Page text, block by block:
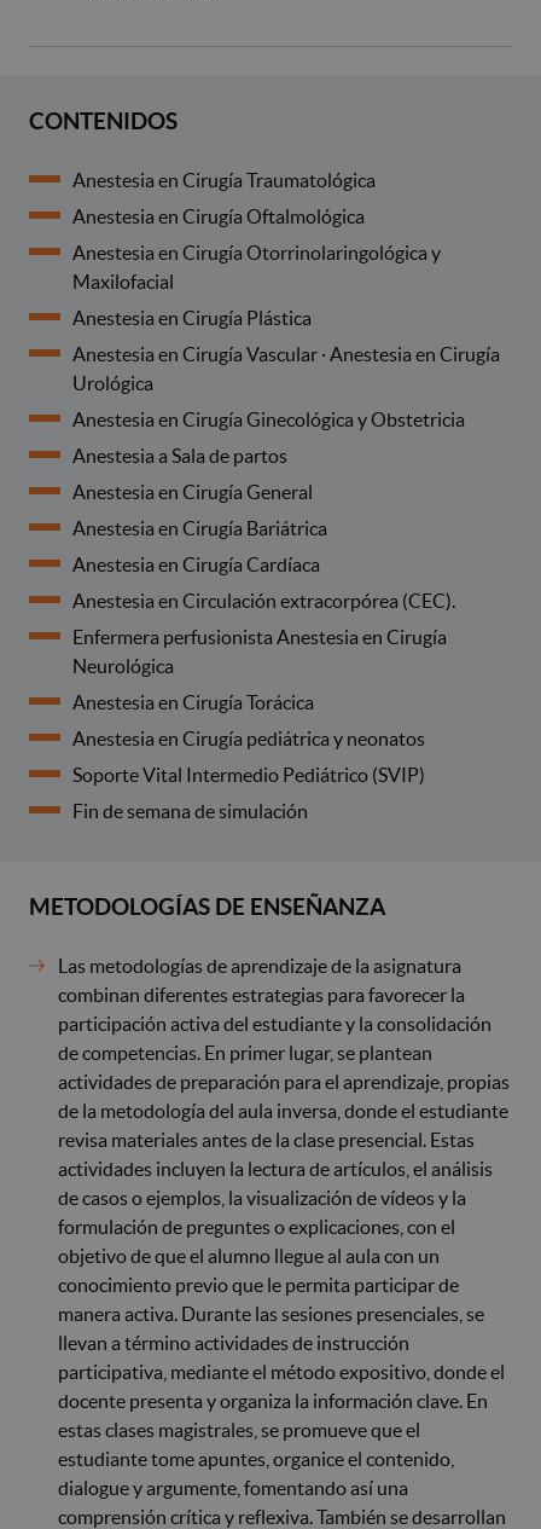
CONTENIDOS
Anestesia en Cirugía Traumatológica
Anestesia en Cirugía Oftalmológica
Anestesia en Cirugía Otorrinolaringológica y
Maxilofacial
Anestesia en Cirugía Plástica
Anestesia en Cirugía Vascular · Anestesia en Cirugía
Urológica
Anestesia en Cirugía Ginecológica y Obstetricia
Anestesia a Sala de partos
Anestesia en Cirugía General
Anestesia en Cirugía Bariátrica
Anestesia en Cirugía Cardíaca
Anestesia en Circulación extracorpórea (CEC).
Enfermera perfusionista Anestesia en Cirugía
Neurológica
Anestesia en Cirugía Torácica
Anestesia en Cirugía pediátrica y neonatos
Soporte Vital Intermedio Pediátrico (SVIP)
Fin de semana de simulación
METODOLOGÍAS DE ENSEÑANZA
Las metodologías de aprendizaje de la asignatura
combinan diferentes estrategias para favorecer la
participación activa del estudiante y la consolidación
de competencias. En primer lugar, se plantean
actividades de preparación para el aprendizaje, propias
de la metodología del aula inversa, donde el estudiante
revisa materiales antes de la clase presencial. Estas
actividades incluyen la lectura de artículos, el análisis
de casos o ejemplos, la visualización de vídeos y la
formulación de preguntes o explicaciones, con el
objetivo de que el alumno llegue al aula con un
conocimiento previo que le permita participar de
manera activa. Durante las sesiones presenciales, se
llevan a término actividades de instrucción
participativa, mediante el método expositivo, donde el
docente presenta y organiza la información clave. En
estas clases magistrales, se promueve que el
estudiante tome apuntes, organice el contenido,
dialogue y argumente, fomentando así una
comprensión crítica y reflexiva. También se desarrollan